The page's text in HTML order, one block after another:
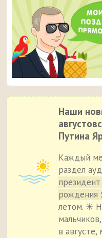
Наши
Путина
Каждый
раздел
рождения
летом. ☀
в